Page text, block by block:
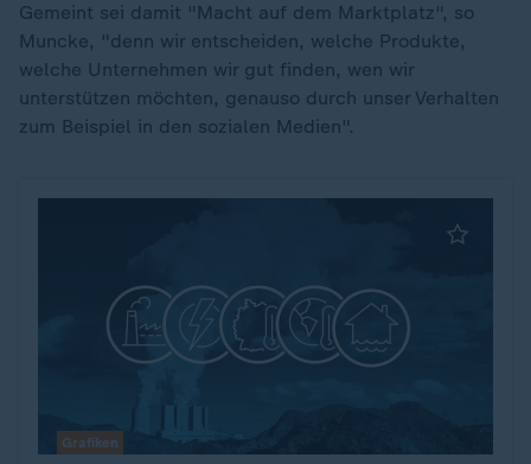
Gemeint sei damit "Macht auf dem Marktplatz", so
Muncke, "denn wir entscheiden, welche Produkte,
welche Unternehmen wir gut finden, wen wir
unterstützen möchten, genauso durch unser Verhalten
zum Beispiel in den sozialen Medien".
Grafiken